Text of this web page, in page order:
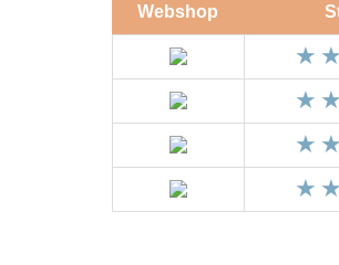
Webshop